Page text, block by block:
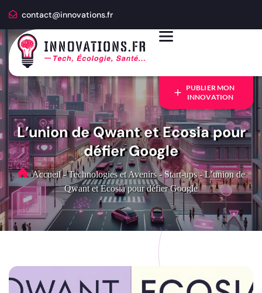
contact@innovations.fr
PUBLIER MON
INNOVATION
L’union de Qwant et Ecosia pour
défier Google
Accueil - Technologies et Avenirs - Start-ups - L’union de
Qwant et Ecosia pour défier Google